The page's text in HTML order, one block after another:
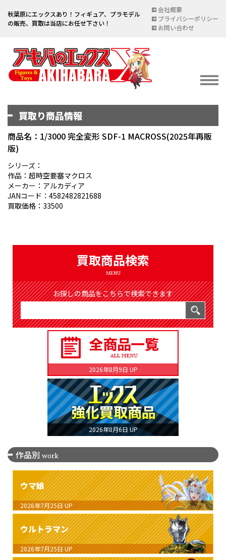
秋葉原にエックスあり！フィギュア、プラモデル
の販売、買取は当店にお任せ下さい！
会社概要
プライバシーポリシー
お問い合わせ
イベント情報
宅配買取のご案内
DELIVERY PURCHASE
買取お申し込み
ASSESSMENT
買取り商品情報
商品名：1/3000 完全変形 SDF-1 MACROSS(2025年再販
版)
シリーズ：
作品：超時空要塞マクロス
メーカー：アルカディア
JANコード：4582482821688
買取価格：33500
買取商品検索
MENU
お探しの商品をこちらで検索できます
2026年8月9日 UP
2026年8月6日 UP
作品別 work
ウマ娘
2026年7月25日 UP
ウルトラマン
2026年7月25日 UP